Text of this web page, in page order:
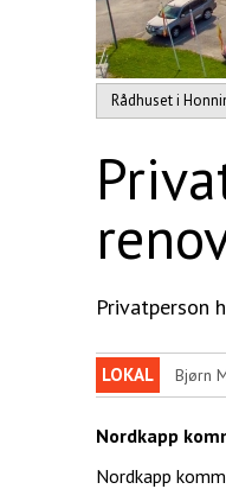
Rådhuset i
Privatperson
LOKAL Bjørn
Nordkapp
Nordkapp